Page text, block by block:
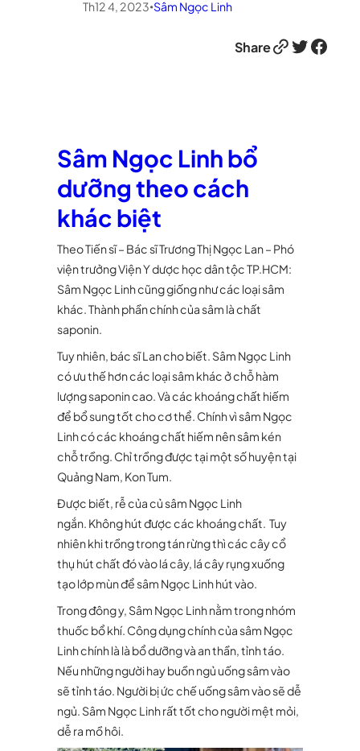
Th12 4, 2023 •Sâm Ngọc Linh
ShareLink Twitter Facebook
Sâm Ngọc Linh bổ
dưỡng theo cách
khác biệt
Theo Tiến sĩ – Bác sĩ Trương Thị Ngọc Lan – Phó
viện trưởng Viện Y dược học dân tộc TP.HCM:
Sâm Ngọc Linh cũng giống như các loại sâm
khác. Thành phần chính của sâm là chất
saponin.
Tuy nhiên, bác sĩ Lan cho biết. Sâm Ngọc Linh
có ưu thế hơn các loại sâm khác ở chỗ hàm
lượng saponin cao. Và các khoáng chất hiếm
để bổ sung tốt cho cơ thể. Chính vì sâm Ngọc
Linh có các khoáng chất hiếm nên sâm kén
chỗ trồng. Chỉ trồng được tại một số huyện tại
Quảng Nam, Kon Tum.
Được biết, rễ của củ sâm Ngọc Linh
ngắn. Không hút được các khoáng chất. Tuy
nhiên khi trồng trong tán rừng thì các cây cổ
thụ hút chất đó vào lá cây, lá cây rụng xuống
tạo lớp mùn để sâm Ngọc Linh hút vào.
Trong đông y, Sâm Ngọc Linh nằm trong nhóm
thuốc bổ khí. Công dụng chính của sâm Ngọc
Linh chính là là bổ dưỡng và an thần, tỉnh táo.
Nếu những người hay buồn ngủ uống sâm vào
sẽ tỉnh táo. Người bị ức chế uống sâm vào sẽ dễ
ngủ. Sâm Ngọc Linh rất tốt cho người mệt mỏi,
dễ ra mồ hôi.